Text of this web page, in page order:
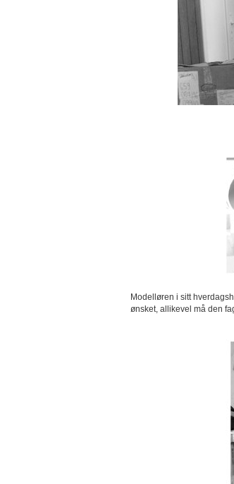
Modelløren i sitt
ønsket, allikevel må den